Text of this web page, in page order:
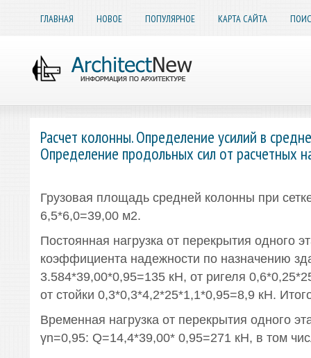
ГЛАВНАЯ НОВОЕ ПОПУЛЯРНОЕ КАРТА САЙТА
Расчет колонны. Определение усилий в
Определение продольных сил от расчетных
Грузовая площадь средней колонны при
6,5*6,0=39,00 м2.
Постоянная нагрузка от перекрытия одного
коэффициента надежности по назначению
3.584*39,00*0,95=135 кН, от ригеля
от стойки 0,3*0,3*4,2*25*1,1*0,95=8,9 кН.
Временная нагрузка от перекрытия одного
γn=0,95: Q=14,4*39,00* 0,95=271 кН, в том